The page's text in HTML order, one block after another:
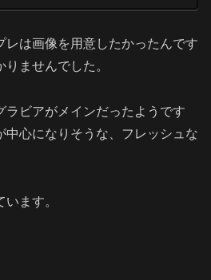
レは画像を用意したかったんです
ませんでした。
ラビアがメインだったようです
中心になりそうな、フレッシュな
ます。